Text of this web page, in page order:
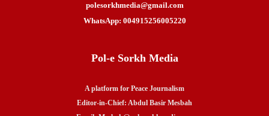
polesorkhmedia@gmail.com
WhatsApp: 004915256005220
Pol-e Sorkh Media
A platform for Peace Journalism
Editor-in-Chief: Abdul Basir Mesbah